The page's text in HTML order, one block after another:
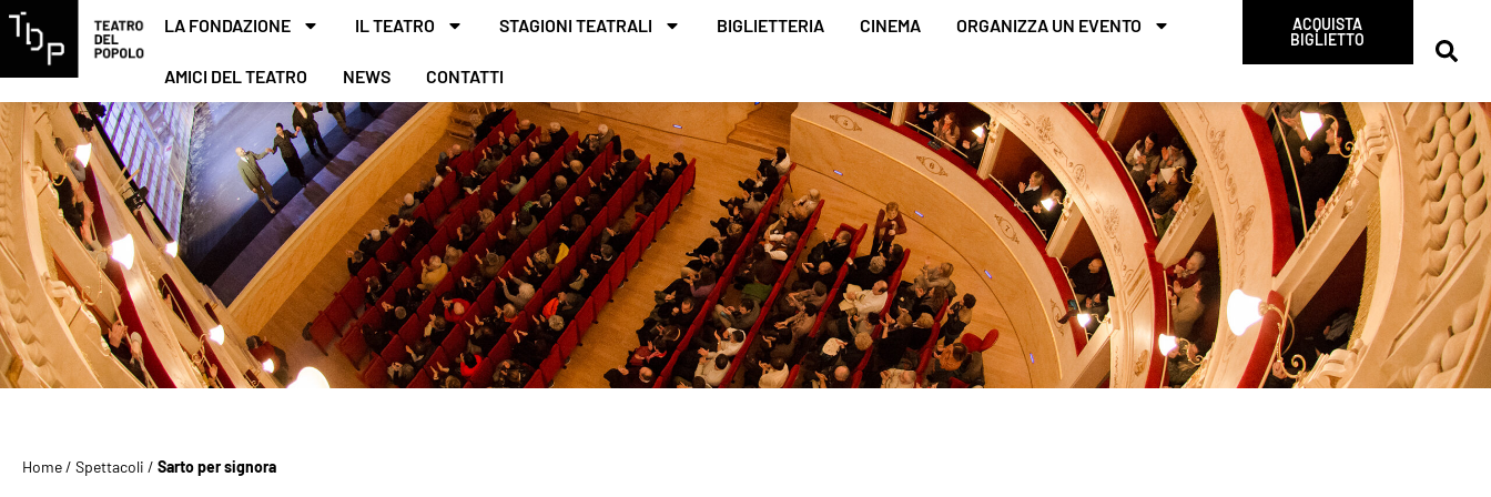
LA FONDAZIONE IL TEATRO STAGIONI TEATRALI BIGLIETTERIA CINEMA ORGANIZZA UN EVENTO
AMICI DEL TEATRO NEWS CONTATTI
ACQUISTA
BIGLIETTO
Home/ Spettacoli / Sarto per signora